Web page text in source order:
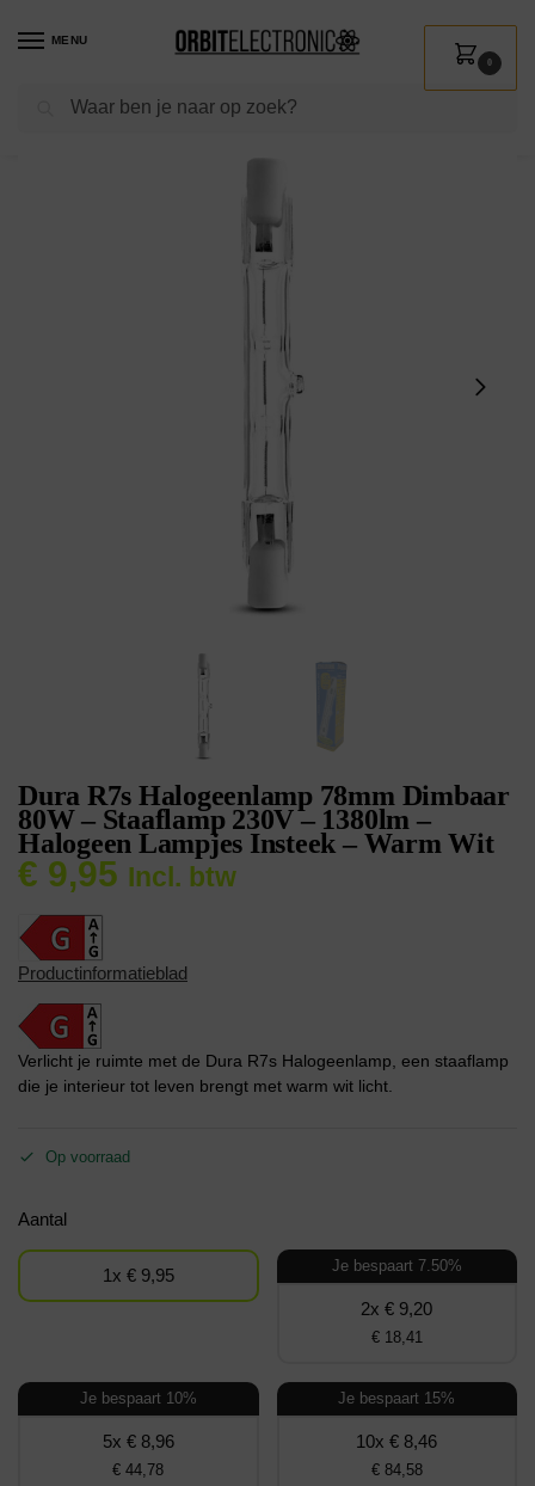
MENU
Zoeken
0
Shop / Verlichting / Lichtbronnen
Dura R7s Halogeenlamp 78mm Dimbaar
80W – Staaflamp 230V – 1380lm –
Halogeen Lampjes Insteek – Warm Wit
€ 9,95 Incl. btw
Productinformatieblad
Verlicht je ruimte met de Dura R7s Halogeenlamp, een staaflamp
die je interieur tot leven brengt met warm wit licht.
Op voorraad
Aantal
1x € 9,95 Je bespaart 7.50%
2x € 9,20
€ 18,41
Je bespaart 10%
5x € 8,96
€ 44,78
Je bespaart 15%
10x € 8,46
€ 84,58